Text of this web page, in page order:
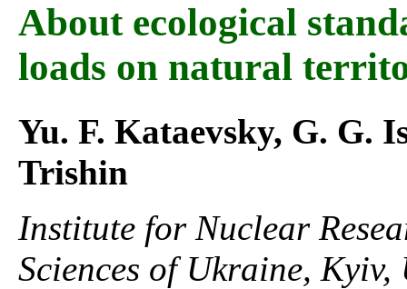
About ecological
loads on natural
Yu. F. Kataevsky, G. G.
Trishin
Institute for Nuclear
Sciences of Ukraine, Kyiv,